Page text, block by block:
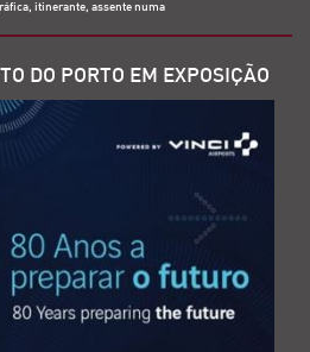
itinerante, assente numa
DO PORTO EM EXPOSIÇÃO